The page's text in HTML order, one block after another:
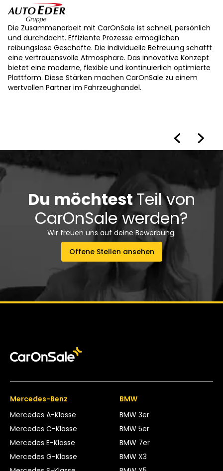
Die Zusammenarbeit mit CarOnSale ist schnell, persönlich
und durchdacht. Effiziente Prozesse ermöglichen
reibungslose Geschäfte. Die individuelle Betreuung schafft
eine vertrauensvolle Atmosphäre. Das innovative Konzept
bietet eine moderne, flexible und kontinuierlich optimierte
Plattform. Diese Stärken machen CarOnSale zu einem
wertvollen Partner im Fahrzeughandel.
Du möchtestTeil von
CarOnSale werden?
Wir freuen uns auf deine Bewerbung.
Offene Stellen ansehen
Mercedes-Benz
Mercedes A-Klasse
Mercedes C-Klasse
Mercedes E-Klasse
Mercedes G-Klasse
BMW
BMW 3er
BMW 5er
BMW 7er
BMW X3